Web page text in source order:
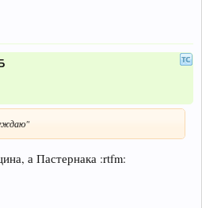
а Пастернака :rtfm: